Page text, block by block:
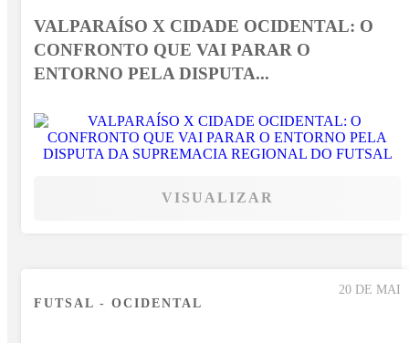
VALPARAÍSO X CIDADE OCIDENTAL: O
CONFRONTO QUE VAI PARAR O
ENTORNO PELA DISPUTA...
VISUALIZAR
20 DE MAI
FUTSAL - OCIDENTAL